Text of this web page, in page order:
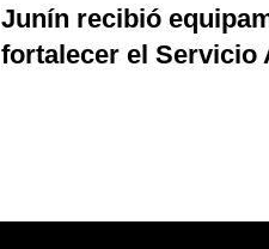
Junín recibió
fortalecer el Servicio